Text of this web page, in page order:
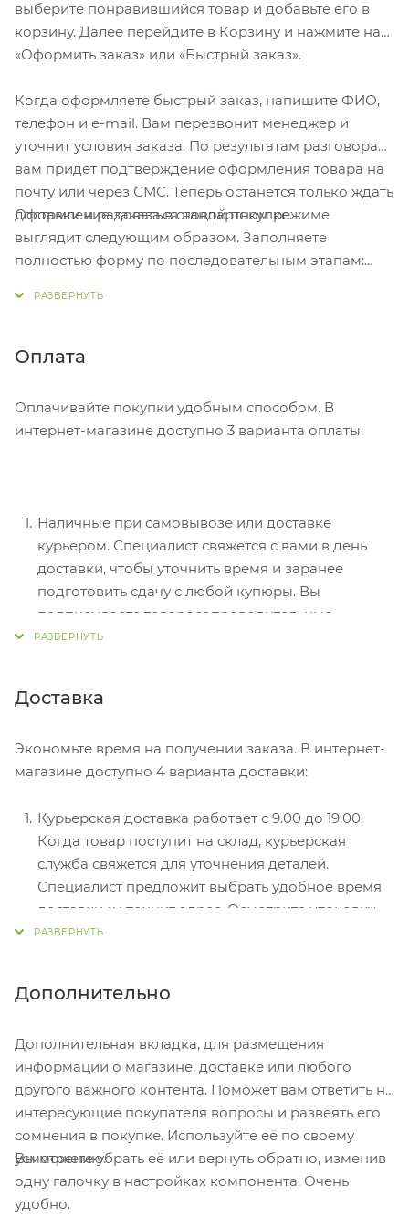
8. – Инструментом для снятия изоляции
9. Шило, кернер
10. Кольцо для ключей
12. Зубочистка Тампопечать (1 цвет (цветные
изделия)) на данный товар осуществляется
бесплатно. Оплачивается только настройка
оборудования в размере 8200 рублей на весь
тираж.
выберите понравившийся товар и добавьте его в
корзину. Далее перейдите в Корзину и нажмите на
«Оформить заказ» или «Быстрый заказ».
Когда оформляете быстрый заказ, напишите ФИО,
телефон и e-mail. Вам перезвонит менеджер и
уточнит условия заказа. По результатам разговора
вам придет подтверждение оформления товара на
почту или через СМС. Теперь останется только ждать
доставки и радоваться новой покупке.
Оформление заказа в стандартном режиме
выглядит следующим образом. Заполняете
полностью форму по последовательным этапам:
Нажмите кнопку «Оформить заказ».
Оплата
Оплачивайте покупки удобным способом. В
интернет-магазине доступно 3 варианта оплаты:
Наличные при самовывозе или доставке
курьером. Специалист свяжется с вами в день
доставки, чтобы уточнить время и заранее
подготовить сдачу с любой купюры. Вы
подписываете товаросопроводительные
документы, вносите денежные средства,
перенаправит вас на сервер системы ASSIST.
Здесь нужно ввести номер карты, срок действия
Электронные системы при онлайн-заказе:
PayPal, WebMoney и Яндекс.Деньги. Для
совершения покупки система перенаправит вас
на страницу платежного сервиса. Здесь
необходимо заполнить форму по инструкции.
Доставка
Экономьте время на получении заказа. В интернет-
магазине доступно 4 варианта доставки:
Курьерская доставка работает с 9.00 до 19.00.
Когда товар поступит на склад, курьерская
служба свяжется для уточнения деталей.
Специалист предложит выбрать удобное время
доставки и уточнит адрес. Осмотрите упаковку
на целостность и соответствие указанной
получения заказа обратитесь к сотруднику в
кассовой зоне и назовите номер.
Постамат. Когда заказ поступит на точку, на ваш
телефон или e-mail придет уникальный код.
Заказ нужно оплатить в терминале постамата.
Срок хранения — 3 дня.
Почтовая доставка через почту России. Когда
Дополнительно
Дополнительная вкладка, для размещения
информации о магазине, доставке или любого
другого важного контента. Поможет вам ответить на
интересующие покупателя вопросы и развеять его
сомнения в покупке. Используйте её по своему
усмотрению.
Вы можете убрать её или вернуть обратно, изменив
одну галочку в настройках компонента. Очень
удобно.